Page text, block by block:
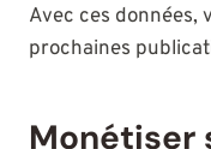
Avec ces données,
prochaines
Monétiser